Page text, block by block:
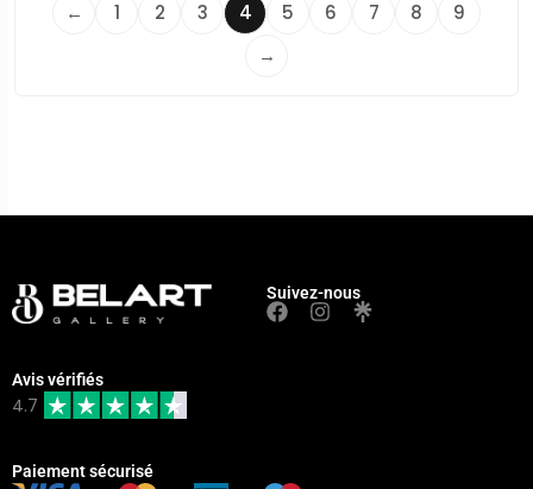
← 1 2 3 4 5 6 7 8
9
→
Suivez-nous
Avis vérifiés
4.7
Paiement sécurisé